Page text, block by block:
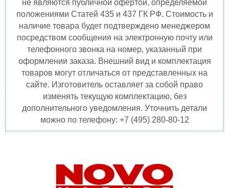
не являются публичной офертой, определяемой
положениями Статей 435 и 437 ГК РФ. Стоимость и
наличие товара будет подтверждено менеджером
посредством сообщения на электронную почту или
телефонного звонка на номер, указанный при
оформлении заказа. Внешний вид и комплектация
товаров могут отличаться от представленных на
сайте. Изготовитель оставляет за собой право
изменять текущую комплектацию, без
дополнительного уведомления. Уточнить детали
можно по телефону: +7 (495) 280-80-12